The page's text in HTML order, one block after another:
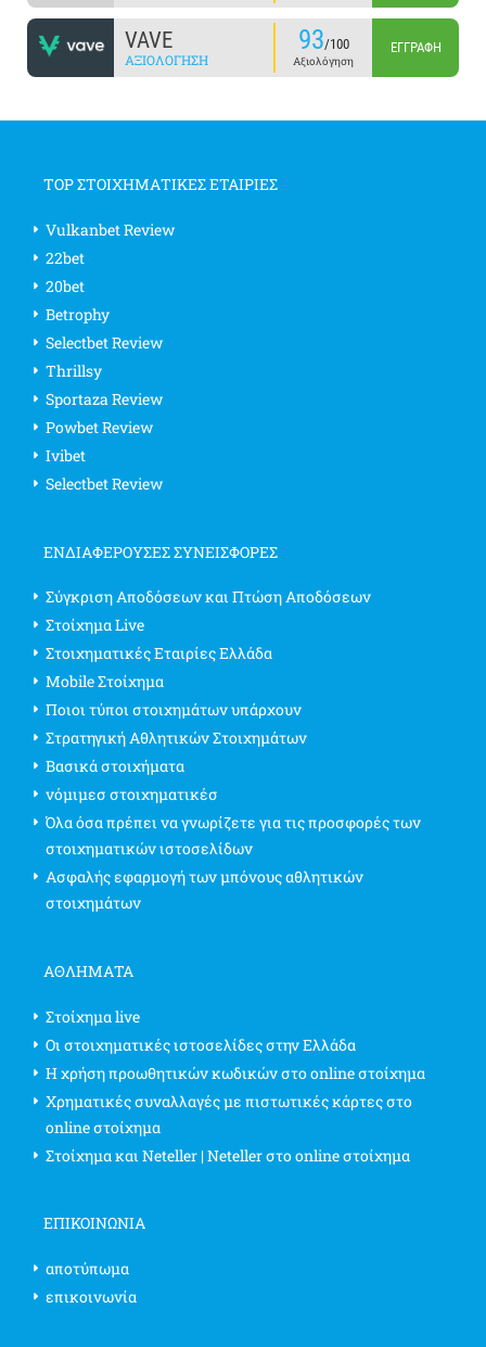
VAVE
ΑΞΙΟΛΌΓΗΣΗ
93/100
Αξιολόγηση
ΕΓΓΡΑΦΉ
TOP ΣΤΟΙΧΗΜΑΤΙΚΕΣ ΕΤΑΙΡΙΕΣ
Vulkanbet Review
22bet
20bet
Betrophy
Selectbet Review
Thrillsy
Sportaza Review
Powbet Review
Ivibet
Selectbet Review
ΕΝΔΙΑΦΈΡΟΥΣΕΣ ΣΥΝΕΙΣΦΟΡΈΣ
Σύγκριση Αποδόσεων και Πτώση Αποδόσεων
Στοίχημα Live
Στοιχηματικές Εταιρίες Ελλάδα
Mobile Στοίχημα
Ποιοι τύποι στοιχημάτων υπάρχουν
Στρατηγική Αθλητικών Στοιχημάτων
Βασικά στοιχήματα
νόμιμεσ στοιχηματικέσ
Όλα όσα πρέπει να γνωρίζετε για τις προσφορές των
στοιχηματικών ιστοσελίδων
Ασφαλής εφαρμογή των μπόνους αθλητικών
στοιχημάτων
ΑΘΛΗΜΑΤΑ
Στοίχημα live
Οι στοιχηματικές ιστοσελίδες στην Ελλάδα
Η χρήση προωθητικών κωδικών στο online στοίχημα
Χρηματικές συναλλαγές με πιστωτικές κάρτες στο
online στοίχημα
Στοίχημα και Neteller | Neteller στο online στοίχημα
ΕΠΙΚΟΙΝΩΝΊΑ
αποτύπωμα
επικοινωνία